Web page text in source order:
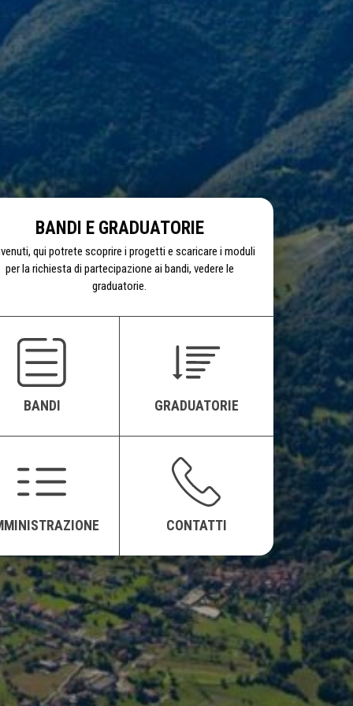
BANDI E GRADUATORIE
qui potrete scoprire i progetti e scaricare i moduli
per la richiesta di partecipazione ai bandi, vedere le
graduatorie.
BANDI GRADUATORIE
CONTATTI